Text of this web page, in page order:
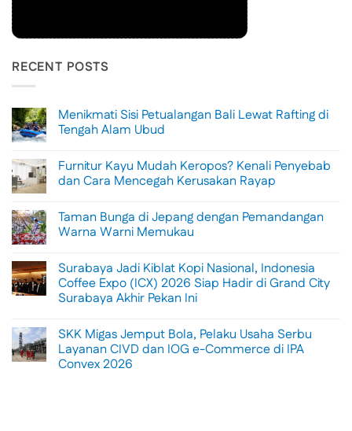
RECENT POSTS
Menikmati Sisi Petualangan Bali Lewat Rafting di
Tengah Alam Ubud
on
Menikmati
Sisi
Lewat
Rafting
di
Ubud
Furnitur Kayu Mudah Keropos? Kenali Penyebab
dan Cara Mencegah Kerusakan Rayap
on
Furnitur
Kayu
Kenali
Penyebab
dan
Cara
Rayap
Taman Bunga di Jepang dengan Pemandangan
Warna Warni Memukau
on
Taman
Bunga
di
Pemandangan
Warna
Warni
Memukau
Surabaya Jadi Kiblat Kopi Nasional, Indonesia
Coffee Expo (ICX) 2026 Siap Hadir di Grand City
Surabaya Akhir Pekan Ini
on
Surabaya
Jadi
Kiblat
SKK Migas Jemput Bola, Pelaku Usaha Serbu
Layanan CIVD dan IOG e-Commerce di IPA
Convex 2026